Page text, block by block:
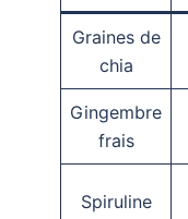
Graines de
chia
Gingembre
frais
Spiruline